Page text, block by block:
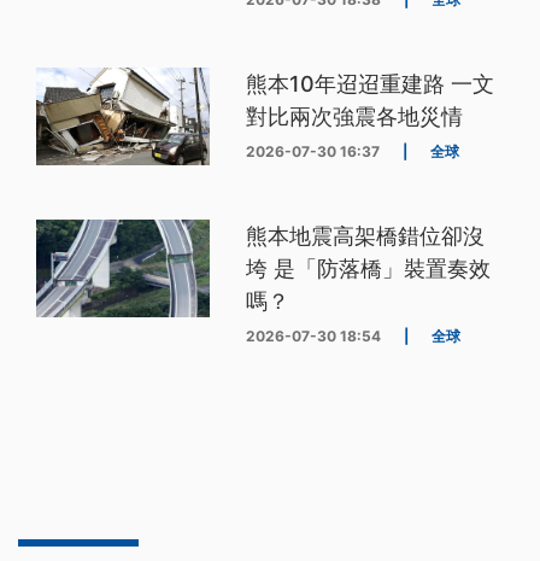
熊本10年迢迢重建路 一文
對比兩次強震各地災情
2026-07-30 16:37 全球
熊本地震高架橋錯位卻沒
垮 是「防落橋」裝置奏效
嗎？
2026-07-30 18:54 全球